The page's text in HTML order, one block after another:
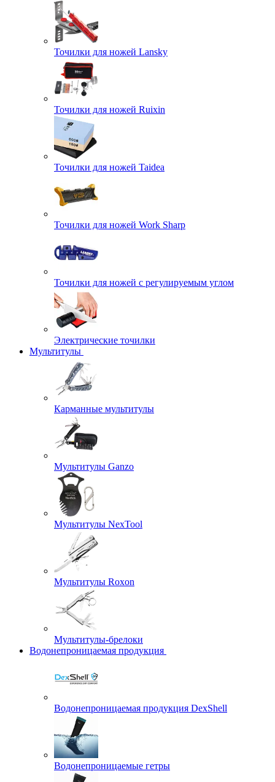
Точилки для ножей Lansky
Точилки для ножей Ruixin
Точилки для ножей Taidea
Точилки для ножей Work Sharp
Точилки для ножей с регулируемым углом
Электрические точилки
Мультитулы
Карманные мультитулы
Мультитулы Ganzo
Мультитулы NexTool
Мультитулы Roxon
Мультитулы-брелоки
Водонепроницаемая продукция
Водонепроницаемая продукция DexShell
Водонепроницаемые гетры